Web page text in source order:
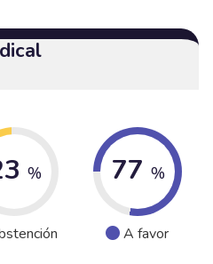
% 77 %
A favor